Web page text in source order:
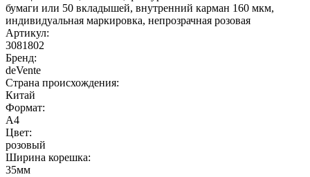
бумаги или 50 вкладышей, внутренний карман 160 мкм,
индивидуальная маркировка, непрозрачная розовая
Артикул:
3081802
Бренд:
deVente
Страна происхождения:
Китай
Формат:
А4
Цвет:
розовый
Ширина корешка:
35мм